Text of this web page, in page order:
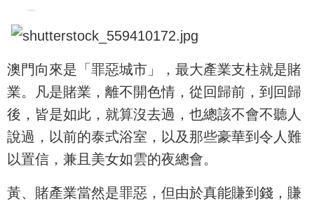
澳門向來是「罪惡城市」，最大產業支柱就是賭
業。凡是賭業，離不開色情，從回歸前，到回歸
後，皆是如此，就算沒去過，也總該不會不聽人
說過，以前的泰式浴室，以及那些豪華到令人難
以置信，兼且美女如雲的夜總會。
黃、賭產業當然是罪惡，但由於真能賺到錢，賺